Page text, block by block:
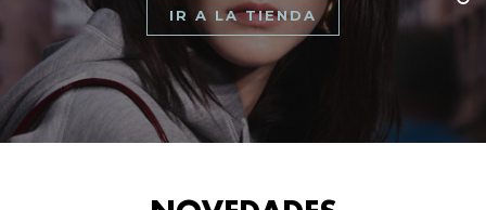
IR A LA TIENDA